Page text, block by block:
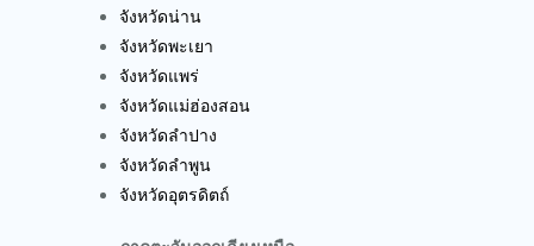
จังหวัดน่าน
จังหวัดพะเยา
จังหวัดแพร่
จังหวัดแม่ฮ่องสอน
จังหวัดลำปาง
จังหวัดลำพูน
จังหวัดอุตรดิตถ์